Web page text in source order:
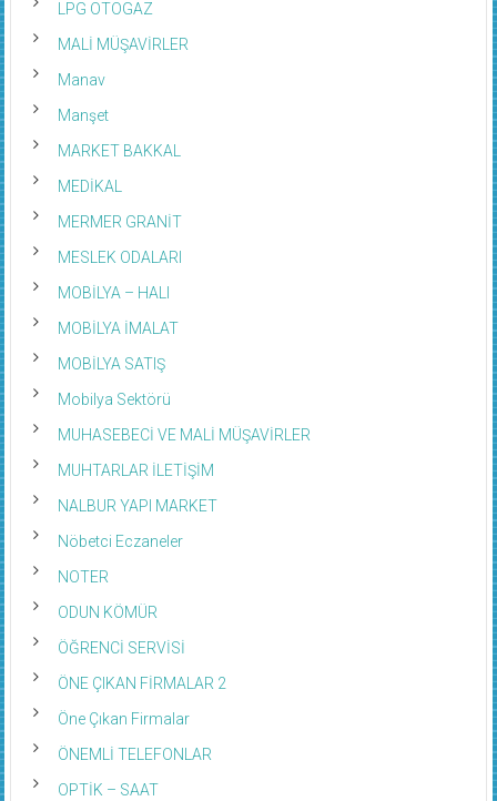
LPG OTOGAZ
MALİ MÜŞAVİRLER
Manav
Manşet
MARKET BAKKAL
MEDİKAL
MERMER GRANİT
MESLEK ODALARI
MOBİLYA – HALI
MOBİLYA İMALAT
MOBİLYA SATIŞ
Mobilya Sektörü
MUHASEBECİ VE MALİ MÜŞAVİRLER
MUHTARLAR İLETİŞİM
NALBUR YAPI MARKET
Nöbetci Eczaneler
NOTER
ODUN KÖMÜR
ÖĞRENCİ SERVİSİ
ÖNE ÇIKAN FİRMALAR 2
Öne Çıkan Firmalar
ÖNEMLİ TELEFONLAR
OPTİK – SAAT